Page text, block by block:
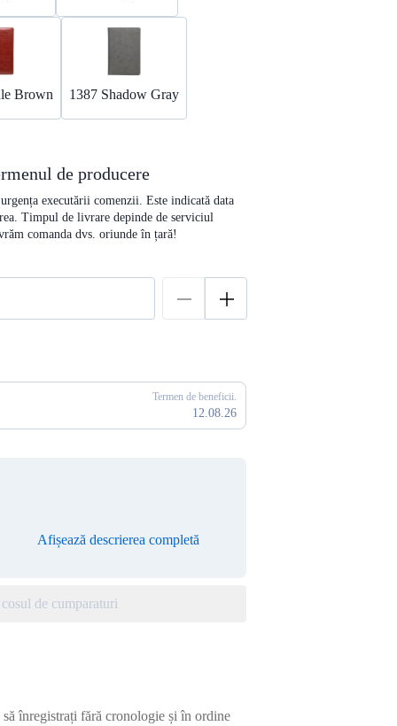
Brown 1387 Shadow Gray
de producere
executării comenzii. Este indicată data
Timpul de livrare depinde de serviciul
comanda dvs. oriunde în țară!
Termen de beneficii.
12.08.26
Afișează descrierea completă
de cumparaturi
să înregistrați fără cronologie și în ordine